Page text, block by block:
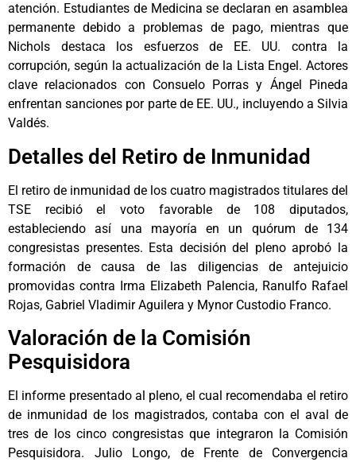
atención. Estudiantes de Medicina se declaran en asamblea
permanente debido a problemas de pago, mientras que
Nichols destaca los esfuerzos de EE. UU. contra la
corrupción, según la actualización de la Lista Engel. Actores
clave relacionados con Consuelo Porras y Ángel Pineda
enfrentan sanciones por parte de EE. UU., incluyendo a Silvia
Valdés.
Detalles del Retiro de Inmunidad
El retiro de inmunidad de los cuatro magistrados titulares del
TSE recibió el voto favorable de 108 diputados,
estableciendo así una mayoría en un quórum de 134
congresistas presentes. Esta decisión del pleno aprobó la
formación de causa de las diligencias de antejuicio
promovidas contra Irma Elizabeth Palencia, Ranulfo Rafael
Rojas, Gabriel Vladimir Aguilera y Mynor Custodio Franco.
Valoración de la Comisión
Pesquisidora
El informe presentado al pleno, el cual recomendaba el retiro
de inmunidad de los magistrados, contaba con el aval de
tres de los cinco congresistas que integraron la Comisión
Pesquisidora. Julio Longo, de Frente de Convergencia